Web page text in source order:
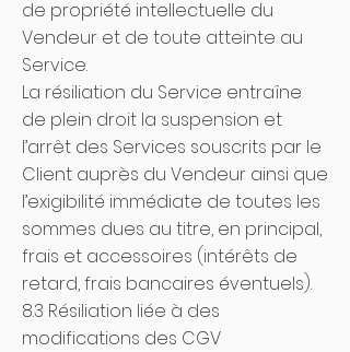
de propriété intellectuelle du
Vendeur et de toute atteinte au
Service.
La résiliation du Service entraîne
de plein droit la suspension et
l’arrêt des Services souscrits par le
Client auprès du Vendeur ainsi que
l’exigibilité immédiate de toutes les
sommes dues au titre, en principal,
frais et accessoires (intérêts de
retard, frais bancaires éventuels).
8.3 Résiliation liée à des
modifications des CGV